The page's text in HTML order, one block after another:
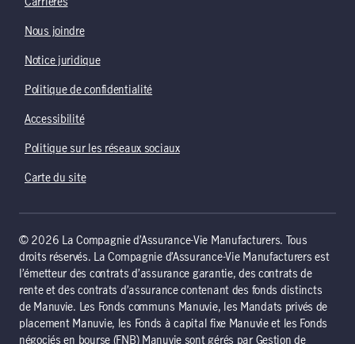
Carrières
Nous joindre
Notice juridique
Politique de confidentialité
Accessibilité
Politique sur les réseaux sociaux
Carte du site
© 2026 La Compagnie d’Assurance-Vie Manufacturers. Tous
droits réservés. La Compagnie d’Assurance-Vie Manufacturers est
l’émetteur des contrats d’assurance garantie, des contrats de
rente et des contrats d’assurance contenant des fonds distincts
de Manuvie. Les Fonds communs Manuvie, les Mandats privés de
placement Manuvie, les Fonds à capital fixe Manuvie et les Fonds
négociés en bourse (FNB) Manuvie sont gérés par Gestion de